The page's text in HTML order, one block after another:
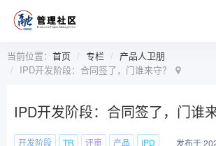
当前位置： 首页 专栏
产品人卫朋
IPD开发阶段：合同签了，门谁来守？
IPD开发阶段：合同签了，门谁
开发阶段 TR 评审 产品 IPD 发布于